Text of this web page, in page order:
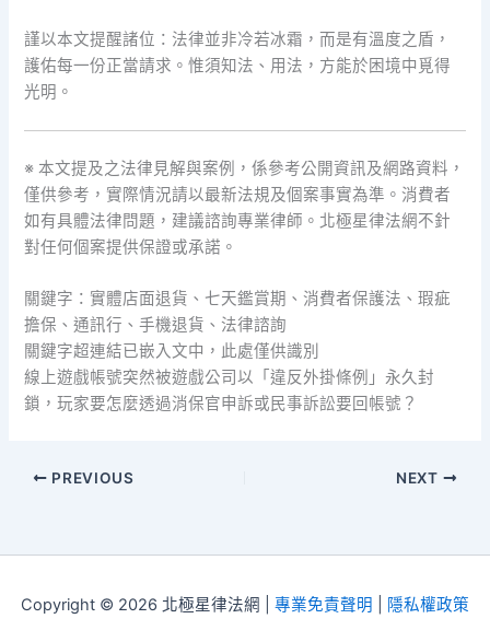
謹以本文提醒諸位：法律並非冷若冰霜，而是有溫度之盾，
護佑每一份正當請求。惟須知法、用法，方能於困境中覓得
光明。
※ 本文提及之法律見解與案例，係參考公開資訊及網路資料，
僅供參考，實際情況請以最新法規及個案事實為準。消費者
如有具體法律問題，建議諮詢專業律師。北極星律法網不針
對任何個案提供保證或承諾。
關鍵字：實體店面退貨、七天鑑賞期、消費者保護法、瑕疵
擔保、通訊行、手機退貨、法律諮詢
關鍵字超連結已嵌入文中，此處僅供識別
線上遊戲帳號突然被遊戲公司以「違反外掛條例」永久封
鎖，玩家要怎麼透過消保官申訴或民事訴訟要回帳號？
PREVIOUS NEXT
Copyright © 2026 北極星律法網 | 專業免責聲明 隱私權政策